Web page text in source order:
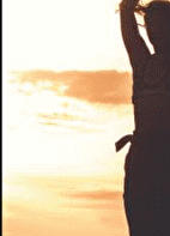
Images de la
Cliquez pour éditer